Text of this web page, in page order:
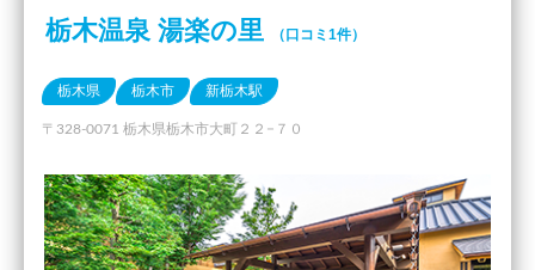
栃木温泉 湯楽の里 （口コミ1件）
栃木県 栃木市 新栃木駅
〒328-0071 栃木県栃木市大町２２−７０